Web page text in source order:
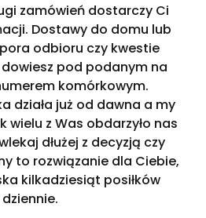
zamówień dostarczy Ci
Dostawy do domu lub
odbioru czy kwestie
pod podanym na
komórkowym.
działa już od dawna a my
wielu z Was obdarzyło nas
dłużej z decyzją czy
to rozwiązanie dla Ciebie,
kilkadziesiąt posiłków
dziennie.